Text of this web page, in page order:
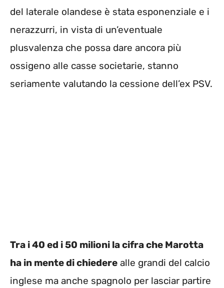
del laterale olandese è stata esponenziale e i
nerazzurri, in vista di un’eventuale
plusvalenza che possa dare ancora più
ossigeno alle casse societarie, stanno
seriamente valutando la cessione dell’ex PSV.
Tra i 40 ed i 50 milioni la cifra che Marotta
ha in mente di chiedere alle grandi del calcio
inglese ma anche spagnolo per lasciar partire